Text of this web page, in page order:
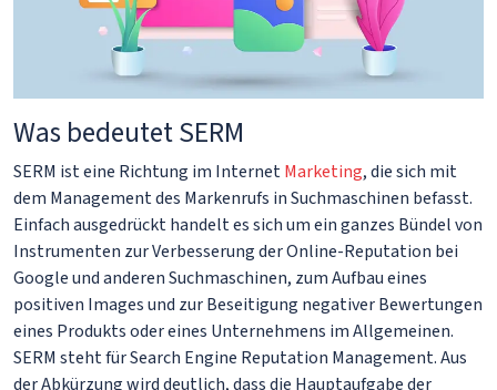
Was bedeutet SERM
SERM ist eine Richtung im InternetMarketing, die sich mit
dem Management des Markenrufs in Suchmaschinen befasst.
Einfach ausgedrückt handelt es sich um ein ganzes Bündel von
Instrumenten zur Verbesserung der Online-Reputation bei
Google und anderen Suchmaschinen, zum Aufbau eines
positiven Images und zur Beseitigung negativer Bewertungen
eines Produkts oder eines Unternehmens im Allgemeinen.
SERM steht für Search Engine Reputation Management. Aus
der Abkürzung wird deutlich, dass die Hauptaufgabe der